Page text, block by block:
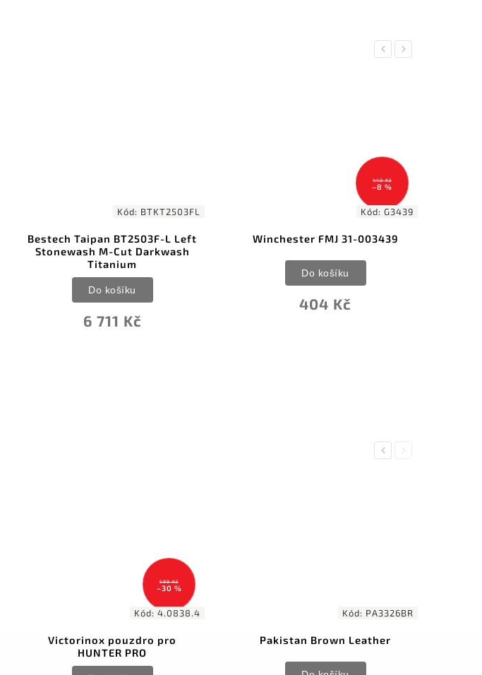
Previous
Kód: BTKT2503FL
Bestech Taipan BT2503F-L Left
Stonewash M-Cut Darkwash
Titanium
6 711 Kč
Do košíku
440 Kč
–8 %
Kód: G3439
Winchester FMJ 31-003439
404 Kč
Do košíku
Next
Previous
599 Kč
–30 %
Kód: 4.0838.4
Victorinox pouzdro pro
HUNTER PRO
Kód: PA3326BR
Pakistan Brown Leather
Next